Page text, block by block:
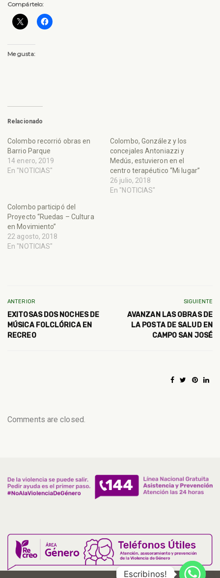
Compártelo:
Me gusta:
Relacionado
Colombo recorrió obras en
Barrio Parque
14 enero, 2019
En "NOTICIAS"
Colombo, González y los
concejales Antoniazzi y
Medús, estuvieron en el
centro terapéutico “Mi lugar”
26 julio, 2018
En "NOTICIAS"
Colombo participó del
Proyecto “Ruedas – Cultura
en Movimiento”
22 agosto, 2018
En "NOTICIAS"
ANTERIOR
EXITOSAS DOS NOCHES DE
MÚSICA FOLCLÓRICA EN
RECREO
SIGUIENTE
AVANZAN LAS OBRAS DE
LA POSTA DE SALUD EN
CAMPO SAN JOSÉ
Comments are closed.
Escribinos!